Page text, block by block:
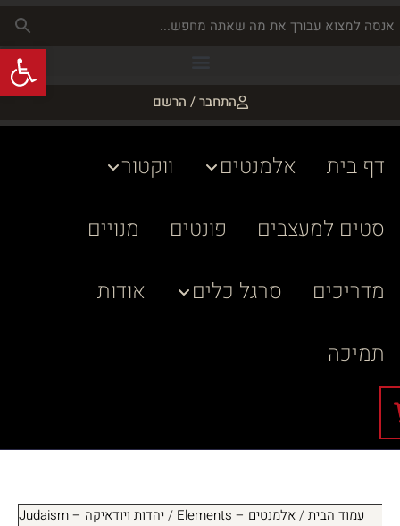
התחבר / הרשם
דף בית אלמנטים
ווקטור
סטים למעצבים
פונטים
מנויים
מדריכים
סרגל כלים
אודות
תמיכה
עמוד הבית/אלמנטים – Elements /
יהדות ויודאיקה – Judaism